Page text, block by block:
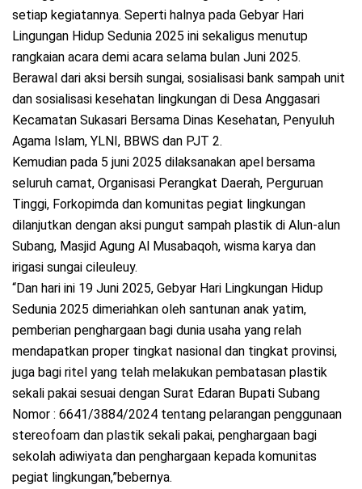
setiap kegiatannya. Seperti halnya pada Gebyar Hari
Lingungan Hidup Sedunia 2025 ini sekaligus menutup
rangkaian acara demi acara selama bulan Juni 2025.
Berawal dari aksi bersih sungai, sosialisasi bank sampah unit
dan sosialisasi kesehatan lingkungan di Desa Anggasari
Kecamatan Sukasari Bersama Dinas Kesehatan, Penyuluh
Agama Islam, YLNI, BBWS dan PJT 2.
Kemudian pada 5 juni 2025 dilaksanakan apel bersama
seluruh camat, Organisasi Perangkat Daerah, Perguruan
Tinggi, Forkopimda dan komunitas pegiat lingkungan
dilanjutkan dengan aksi pungut sampah plastik di Alun-alun
Subang, Masjid Agung Al Musabaqoh, wisma karya dan
irigasi sungai cileuleuy.
“Dan hari ini 19 Juni 2025, Gebyar Hari Lingkungan Hidup
Sedunia 2025 dimeriahkan oleh santunan anak yatim,
pemberian penghargaan bagi dunia usaha yang relah
mendapatkan proper tingkat nasional dan tingkat provinsi,
juga bagi ritel yang telah melakukan pembatasan plastik
sekali pakai sesuai dengan Surat Edaran Bupati Subang
Nomor : 6641/3884/2024 tentang pelarangan penggunaan
stereofoam dan plastik sekali pakai, penghargaan bagi
sekolah adiwiyata dan penghargaan kepada komunitas
pegiat lingkungan,”bebernya.